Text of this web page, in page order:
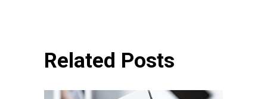
Related Posts